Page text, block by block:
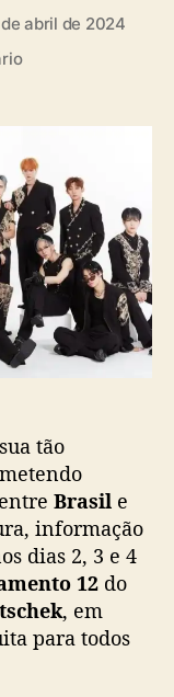
de abril de 2024
e
e
g
u
n
e
d
i
ç
ã
o
K
-
e
s
t
i
v
tão
Brasil e
informação
dias 2, 3 e 4
12 do
, em
para todos